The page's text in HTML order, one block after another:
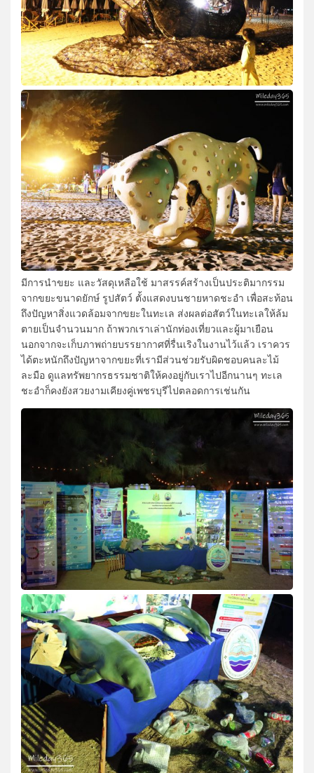
มีการนำขยะ และวัสดุเหลือใช้ มาสรรค์สร้างเป็นประติมากรรม
จากขยะขนาดยักษ์ รูปสัตว์ ตั้งแสดงบนชายหาดชะอำ เพื่อสะท้อน
ถึงปัญหาสิ่งแวดล้อมจากขยะในทะเล ส่งผลต่อสัตว์ในทะเลให้ล้ม
ตายเป็นจำนวนมาก ถ้าพวกเราเล่านักท่องเที่ยวและผู้มาเยือน
นอกจากจะเก็บภาพถ่ายบรรยากาศที่รื่นเริงในงานไว้แล้ว เราควร
ได้ตะหนักถึงปัญหาจากขยะที่เรามีส่วนช่วยรับผิดชอบคนละไม้
ละมือ ดูแลทรัพยากรธรรมชาติให้คงอยู่กับเราไปอีกนานๆ ทะเล
ชะอำก็คงยังสวยงามเคียงคู่เพชรบุรีไปตลอดการเช่นกัน